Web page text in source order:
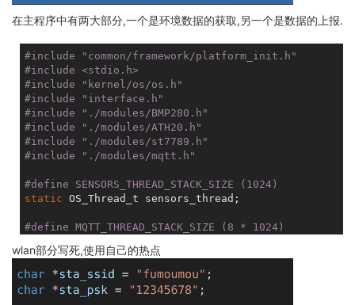
在主程序中有两大部分,一个是环境数据的获取,另一个是数据的上报.
#include
"common/framework/platform_init.h"
#include <stdio.h>
#include
"kernel/os/os.h"
#include
"interface.h"
#include
"./modules/BMP280.h"
#include
"./modules/ATH20.h"
#include
"./modules/st7789.h"
#include "./modules/mqtt.h"
#define SENSORS_THREAD_STACK_SIZE (1024)
static OS_Thread_t sensors_thread;
#define MQTT_THREAD_STACK_SIZE (8 * 1024)
static void sensors_fun (void
wlan部分写死,使用自己的热点